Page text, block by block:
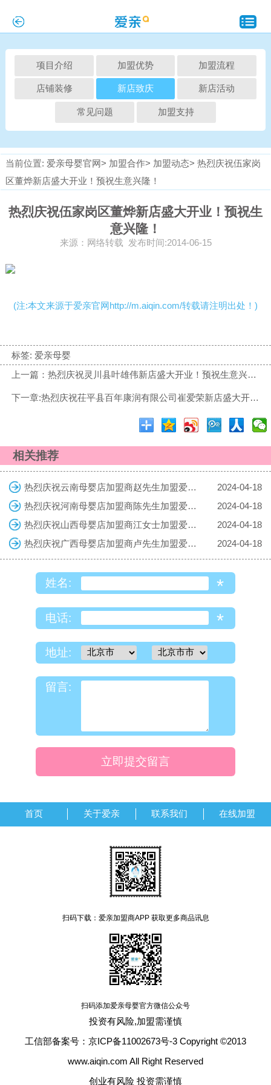
项目介绍 加盟优势 加盟流程
店铺装修 新店致庆 新店活动
常见问题 加盟支持
当前位置: 爱亲母婴官网> 加盟合作> 加盟动态> 热烈庆祝伍家岗
区董烨新店盛大开业！预祝生意兴隆！
热烈庆祝伍家岗区董烨新店盛大开业！预祝生
意兴隆！
来源：网络转载 发布时间:2014-06-15
(注:本文来源于爱亲官网http://m.aiqin.com/转载请注明出处！)
标签: 爱亲母婴
上一篇：热烈庆祝灵川县叶雄伟新店盛大开业！预祝生意兴隆！
下一章:热烈庆祝茌平县百年康润有限公司崔爱荣新店盛大开业！预祝生意兴隆！
相关推荐
热烈庆祝云南母婴店加盟商赵先生加盟爱亲母婴！预祝生意兴隆！
2024-04-18
热烈庆祝河南母婴店加盟商陈先生加盟爱亲母婴！预祝生意兴隆！
2024-04-18
热烈庆祝山西母婴店加盟商江女士加盟爱亲母婴！预祝生意兴隆！
2024-04-18
热烈庆祝广西母婴店加盟商卢先生加盟爱亲母婴！预祝生意兴隆！
2024-04-18
姓名: *
电话: *
地址:
留言:
立即提交留言
首页 关于爱亲 联系我们 在线加盟
扫码下载：爱亲加盟商APP 获取更多商品讯息
扫码添加爱亲母婴官方微信公众号
投资有风险,加盟需谨慎
工信部备案号：京ICP备11002673号-3 Copyright ©2013
www.aiqin.com All Right Reserved
创业有风险 投资需谨慎